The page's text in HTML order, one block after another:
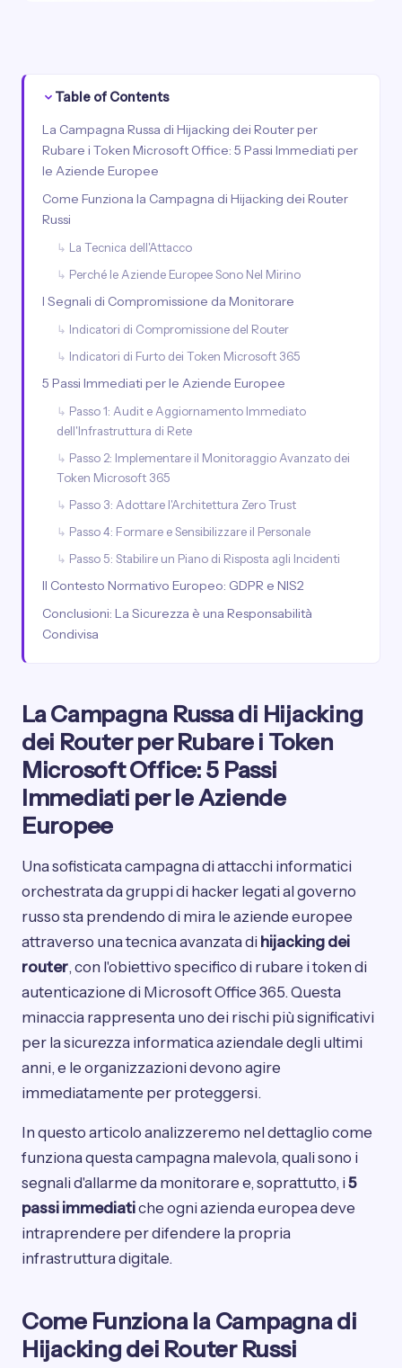
Table of Contents
La Campagna Russa di Hijacking dei Router per
Rubare i Token Microsoft Office: 5 Passi Immediati per
le Aziende Europee
Come Funziona la Campagna di Hijacking dei Router
Russi
La Tecnica dell'Attacco
Perché le Aziende Europee Sono Nel Mirino
I Segnali di Compromissione da Monitorare
Indicatori di Compromissione del Router
Indicatori di Furto dei Token Microsoft 365
5 Passi Immediati per le Aziende Europee
Passo 1: Audit e Aggiornamento Immediato
dell'Infrastruttura di Rete
Passo 2: Implementare il Monitoraggio Avanzato dei
Token Microsoft 365
Passo 3: Adottare l'Architettura Zero Trust
Passo 4: Formare e Sensibilizzare il Personale
Passo 5: Stabilire un Piano di Risposta agli Incidenti
Il Contesto Normativo Europeo: GDPR e NIS2
Conclusioni: La Sicurezza è una Responsabilità
Condivisa
La Campagna Russa di Hijacking
dei Router per Rubare i Token
Microsoft Office: 5 Passi
Immediati per le Aziende
Europee
Una sofisticata campagna di attacchi informatici
orchestrata da gruppi di hacker legati al governo
russo sta prendendo di mira le aziende europee
attraverso una tecnica avanzata di hijacking dei
router, con l'obiettivo specifico di rubare i token di
autenticazione di Microsoft Office 365. Questa
minaccia rappresenta uno dei rischi più significativi
per la sicurezza informatica aziendale degli ultimi
anni, e le organizzazioni devono agire
immediatamente per proteggersi.
In questo articolo analizzeremo nel dettaglio come
funziona questa campagna malevola, quali sono i
segnali d'allarme da monitorare e, soprattutto, i 5
passi immediatiche ogni azienda europea deve
intraprendere per difendere la propria
infrastruttura digitale.
Come Funziona la Campagna di
Hijacking dei Router Russi